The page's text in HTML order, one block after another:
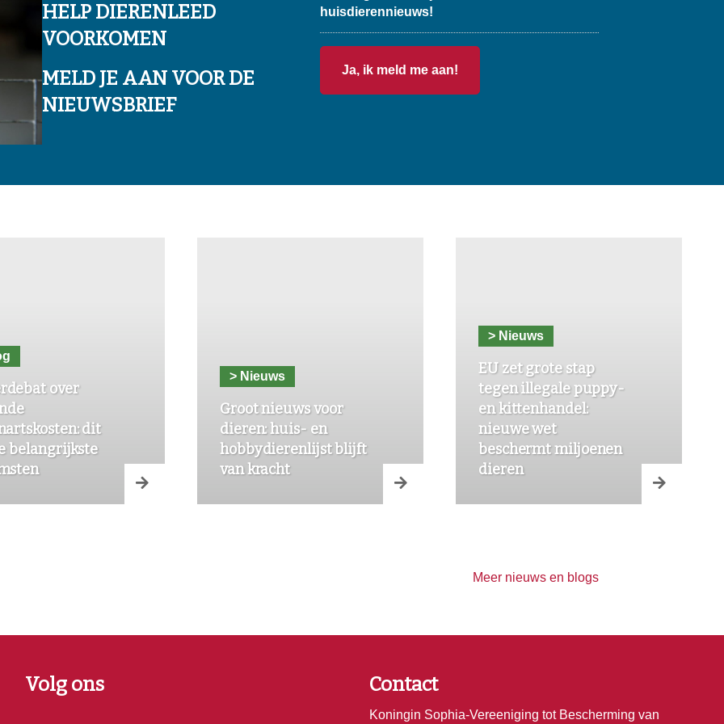
HELP DIERENLEED
VOORKOMEN
MELD JE AAN VOOR DE
NIEUWSBRIEF
huisdierennieuws!
over
dit
belangrijkste
> Nieuws
Groot nieuws voor
dieren: huis- en
hobbydierenlijst blijft
van kracht
> Nieuws
EU zet grote stap
tegen illegale puppy-
en kittenhandel:
nieuwe wet
beschermt miljoenen
dieren
Meer nieuws en blogs
Volg ons Contact
Koningin Sophia-Vereeniging tot Bescherming van